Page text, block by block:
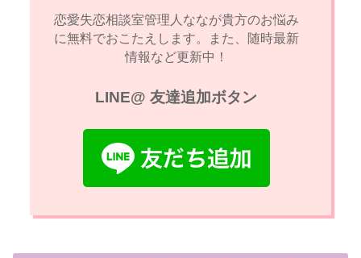
恋愛失恋相談室管理人ななが貴方のお悩み
に無料でおこたえします。また、随時最新
情報など更新中！
LINE@ 友達追加ボタン